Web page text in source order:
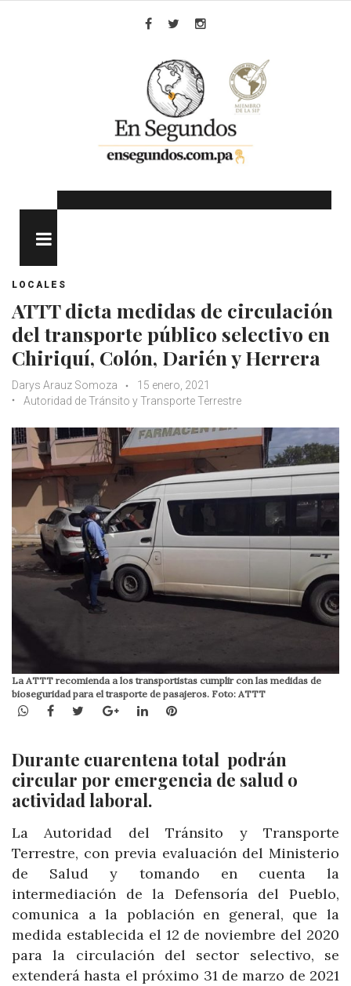
LOCALES
ATTT dicta medidas de circulación
del transporte público selectivo en
Chiriquí, Colón, Darién y Herrera
Darys Arauz Somoza
15 enero, 2021
Autoridad de Tránsito y Transporte Terrestre
La ATTT recomienda a los transportistas cumplir con las medidas de
bioseguridad para el trasporte de pasajeros. Foto: ATTT
WhatsApp
Facebook
TwitterGoogle+LinkedInPinterest
Durante cuarentena total podrán
circular por emergencia de salud o
actividad laboral.
La Autoridad del Tránsito y Transporte
Terrestre, con previa evaluación del Ministerio
de Salud y tomando en cuenta la
intermediación de la Defensoría del Pueblo,
comunica a la población en general, que la
medida establecida el 12 de noviembre del 2020
para la circulación del sector selectivo, se
extenderá hasta el próximo 31 de marzo de 2021